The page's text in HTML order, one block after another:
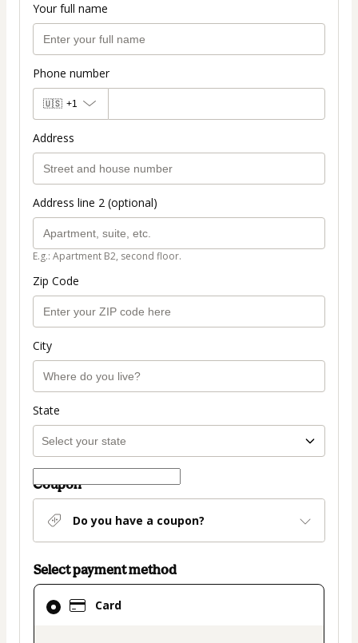
Your full name
Phone number
🇺🇸 +1
Address
Address line 2 (optional)
E.g.: Apartment B2, second floor.
Zip Code
City
State
Coupon
Do you have a coupon?
Select payment method
Card
Card
selected